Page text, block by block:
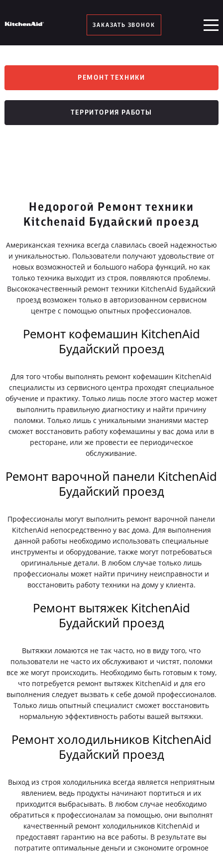
ЗАКАЗАТЬ ЗВОНОК
РЕМОНТ ТЕХНИКИ
ТЕРРИТОРИЯ РАБОТЫ
Недорогой Ремонт техники
Kitchenaid Будайский проезд
Американская техника всегда славилась своей надежностью
и уникальностью. Пользователи получают удовольствие от
новых возможностей и большого набора функций, но как
только техника выходит из строя, появляются проблемы.
Высококачественный ремонт техники KitchenAid Будайский
проезд возможен только в авторизованном сервисном
центре с помощью опытных профессионалов.
Ремонт кофемашин KitchenAid
Будайский проезд
Для того чтобы выполнять ремонт кофемашин KitchenAid
специалисты из сервисного центра проходят специальное
обучение и практику. Только лишь после этого мастер может
выполнить правильную диагностику и найти причину
поломки. Только лишь с уникальными знаниями мастер
сможет восстановить работу кофемашины у вас дома или в
ресторане, или же провести ее периодическое
обслуживание.
Ремонт варочной панели KitchenAid
Будайский проезд
Профессионалы могут выполнить ремонт варочной панели
KitchenAid непосредственно у вас дома. Для выполнения
данной работы необходимо использовать специальные
инструменты и оборудование, также могут потребоваться
оригинальные детали. В любом случае только лишь
профессионалы может найти причину неисправности и
восстановить работу техники на дому у клиента.
Ремонт вытяжек KitchenAid
Будайский проезд
Вытяжки ломаются не так часто, но в виду того, что
пользователи не часто их обслуживают и чистят, поломки
все же могут происходить. Необходимо быть готовым к тому,
что потребуется ремонт вытяжек KitchenAid и для его
выполнения следует вызвать к себе домой профессионалов.
Только лишь опытный специалист сможет восстановить
нормальную эффективность работы вашей вытяжки.
Ремонт холодильников KitchenAid
Будайский проезд
Выход из строя холодильника всегда является неприятным
явлением, ведь продукты начинают портиться и их
приходится выбрасывать. В любом случае необходимо
обратиться к профессионалам за помощью, они выполнят
качественный ремонт холодильников KitchenAid и
предоставят гарантию на все работы. В результате вы
потратите оптимальные деньги и сэкономите огромное